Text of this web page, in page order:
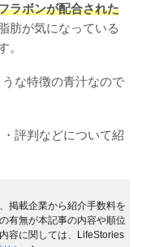
ラボンが配合された
肪が気になっている
。
な特徴の青汁なので
評判などについて紹
掲載企業から紹介手数料を
有無が本記事の内容や順位
容に関しては、LifeStories